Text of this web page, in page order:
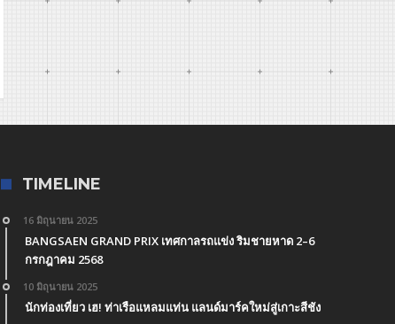
TIMELINE
16 มิถุนายน 2025
BANGSAEN GRAND PRIX เทศกาลรถแข่ง ริมชายหาด 2–6
กรกฎาคม 2568
10 มิถุนายน 2025
นักท่องเที่ยว เฮ! ท่าเรือแหลมแท่น แลนด์มาร์คใหม่สู่เกาะสีชัง